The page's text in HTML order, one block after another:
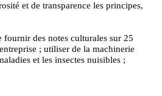
et de transparence les principes,
des notes culturales sur 25
; utiliser de la machinerie
et les insectes nuisibles ;